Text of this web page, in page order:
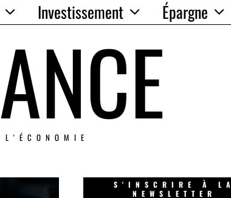
Investissement Épargne
S'INSCRIRE À LA
NEWSLETTER